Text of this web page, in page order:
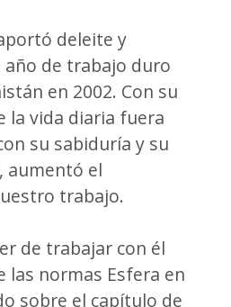
deleite y
de trabajo duro
en 2002. Con su
la vida diaria fuera
su sabiduría y su
aumentó el
trabajo.
de trabajar con él
las normas Esfera en
sobre el capítulo de